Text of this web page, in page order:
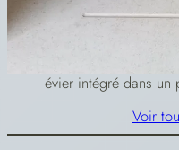
évier intégré dans un
Voir